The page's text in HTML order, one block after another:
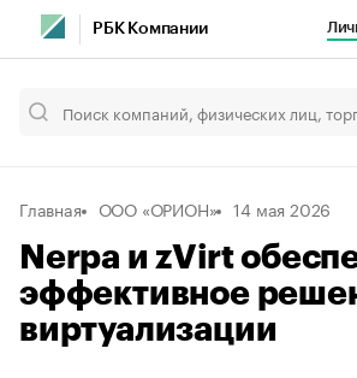
РБК Компании
Главная ООО «ОРИОН» 14 мая 2026
Nerpa и zVirt
эффективное
виртуализации